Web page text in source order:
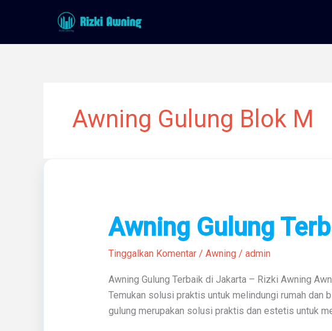
Awning Gulung Blok M
Awning Gulung
Tinggalkan Komentar / Awning/ admin
Awning Gulung Terbaik di Jakarta – Rizki Awning
Temukan solusi praktis untuk melindungi rumah dan
gulung merupakan solusi praktis dan estetis untuk
Awning
Gulung
Terbaik
Jakarta